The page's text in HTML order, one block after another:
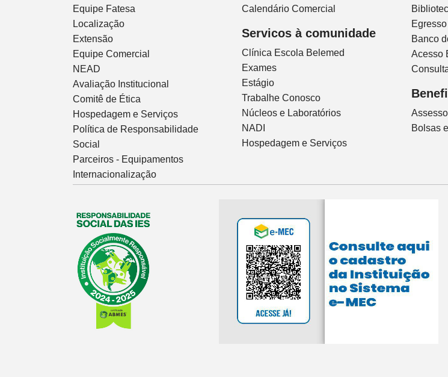
Equipe Fatesa
Localização
Extensão
Equipe Comercial
NEAD
Avaliação Institucional
Comitê de Ética
Hospedagem e Serviços
Política de Responsabilidade
Social
Parceiros - Equipamentos
Internacionalização
Calendário Comercial
Servicos à comunidade
Clínica Escola Belemed
Exames
Estágio
Trabalhe Conosco
Núcleos e Laboratórios
NADI
Hospedagem e Serviços
Egresso
Banco
Acesso
Bolsas